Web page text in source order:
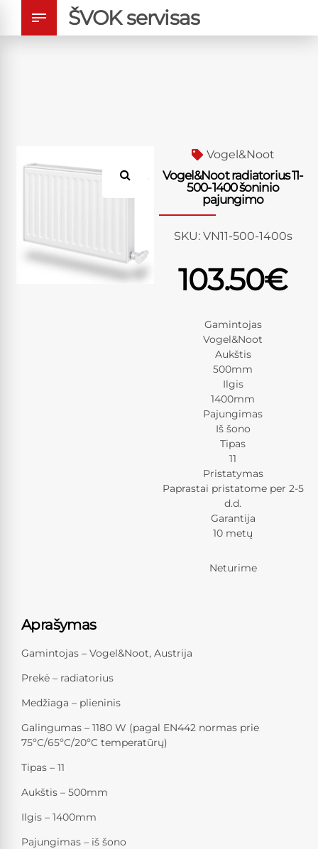
ŠVOK servisas
Vogel&Noot
Vogel&Noot radiatorius 11-
500-1400 šoninio
pajungimo
SKU: VN11-500-1400s
103.50€
Gamintojas
Vogel&Noot
Aukštis
500mm
Ilgis
1400mm
Pajungimas
Iš šono
Tipas
11
Pristatymas
Paprastai pristatome per 2-5
d.d.
Garantija
10 metų
Neturime
Aprašymas
Gamintojas – Vogel&Noot, Austrija
Prekė – radiatorius
Medžiaga – plieninis
Galingumas – 1180 W (pagal EN442 normas prie
75ºC/65ºC/20ºC temperatūrų)
Tipas – 11
Aukštis – 500mm
Ilgis – 1400mm
Pajungimas – iš šono